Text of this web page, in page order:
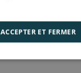
ACCEPTER ET FERMER